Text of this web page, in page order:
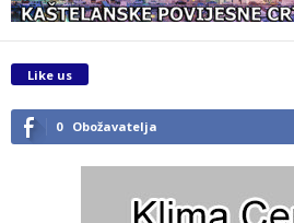
Like us
0 Obožavatelja